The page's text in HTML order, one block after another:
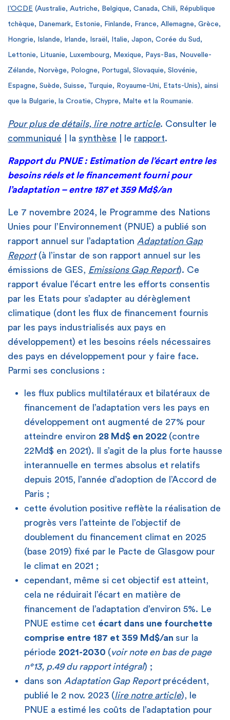
l’OCDE (Australie, Autriche, Belgique, Canada, Chili, République
tchèque, Danemark, Estonie, Finlande, France, Allemagne, Grèce,
Hongrie, Islande, Irlande, Israël, Italie, Japon, Corée du Sud,
Lettonie, Lituanie, Luxembourg, Mexique, Pays-Bas, Nouvelle-
Zélande, Norvège, Pologne, Portugal, Slovaquie, Slovénie,
Espagne, Suède, Suisse, Turquie, Royaume-Uni, Etats-Unis), ainsi
que la Bulgarie, la Croatie, Chypre, Malte et la Roumanie.
Pour plus de détails, lire notre article. Consulter le
communiqué | la synthèse | le rapport.
Rapport du PNUE : Estimation de l’écart entre les
besoins réels et le financement fourni pour
l’adaptation – entre 187 et 359 Md$/an
Le 7 novembre 2024, le Programme des Nations
Unies pour l’Environnement (PNUE) a publié son
rapport annuel sur l’adaptation Adaptation Gap
Report(à l’instar de son rapport annuel sur les
émissions de GES,
Emissions Gap Report). Ce
rapport évalue l’écart entre les efforts consentis
par les Etats pour s’adapter au dérèglement
climatique (dont les flux de financement fournis
par les pays industrialisés aux pays en
développement) et les besoins réels nécessaires
des pays en développement pour y faire face.
Parmi ses conclusions :
les flux publics multilatéraux et bilatéraux de
financement de l’adaptation vers les pays en
développement ont augmenté de 27% pour
atteindre environ 28 Md$ en 2022 (contre
22Md$ en 2021). Il s’agit de la plus forte hausse
interannuelle en termes absolus et relatifs
depuis 2015, l’année d’adoption de l’Accord de
Paris ;
cette évolution positive reflète la réalisation de
progrès vers l’atteinte de l’objectif de
doublement du financement climat en 2025
(base 2019) fixé par le Pacte de Glasgow pour
le climat en 2021 ;
cependant, même si cet objectif est atteint,
cela ne réduirait l’écart en matière de
financement de l’adaptation d’environ 5%. Le
PNUE estime cet écart dans une fourchette
comprise entre 187 et 359 Md$/an sur la
période 2021-2030 (voir note en bas de page
n°13, p.49 du rapport intégral) ;
dans son Adaptation Gap Reportprécédent,
publié le 2 nov. 2023 (lire notre article), le
PNUE a estimé les coûts de l’adaptation pour